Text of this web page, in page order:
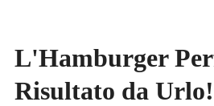
L'Hamburger
Risultato da Urlo!